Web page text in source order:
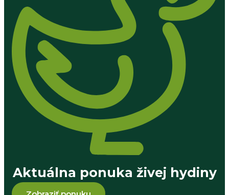
Aktuálna ponuka živej hydiny